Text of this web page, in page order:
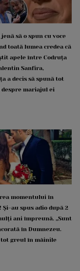
jenă să o spun cu voce
toată lumea credea că
apele între Codruța
Sanfira,
a decis să spună tot
mariajul ei
momentului în
Și-au spus adio după 2
ani împreună. „Sunt
în Dumnezeu.
tot greul în mâinile